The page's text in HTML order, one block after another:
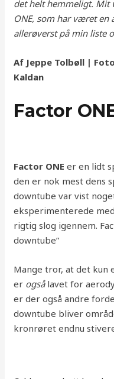
det helt hemmeligt. Mit
ONE, som har været en
allerøverst på min liste
Af Jeppe Tolbøll |
Kaldan
Factor
Factor ONE er en lidt
den er nok mest dens
downtube var vist
eksperimenterede
rigtig slog igennem.
downtube”
Mange tror, at det kun
er ogsålavet for
er der også andre
downtube bliver
kronrøret endnu